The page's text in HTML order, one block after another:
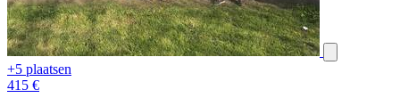
+5 plaatsen
415 €